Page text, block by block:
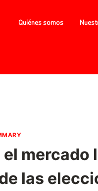
Quiénes somos
mercado
las